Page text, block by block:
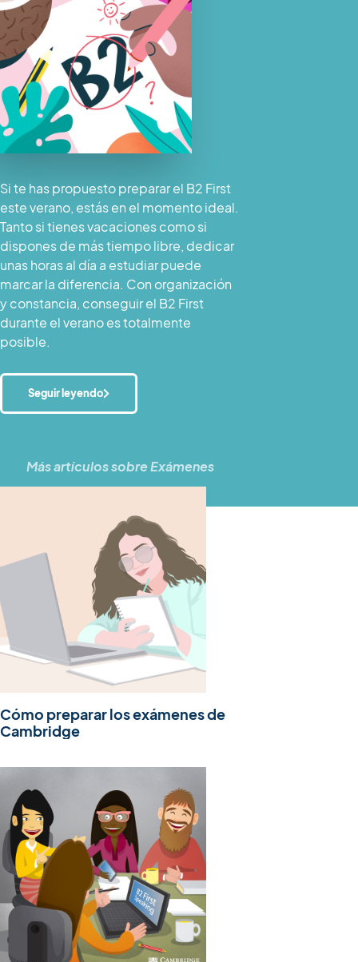
Si te has propuesto preparar el B2 First
este verano, estás en el momento ideal.
Tanto si tienes vacaciones como si
dispones de más tiempo libre, dedicar
unas horas al día a estudiar puede
marcar la diferencia. Con organización
y constancia, conseguir el B2 First
durante el verano es totalmente
posible.
Seguir leyendo
Más artículos sobreExámenes
Cómo preparar los exámenes de
Cambridge